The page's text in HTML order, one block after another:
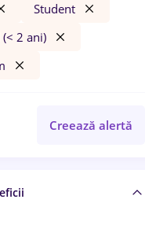
Student
2 ani)
Creează alertă